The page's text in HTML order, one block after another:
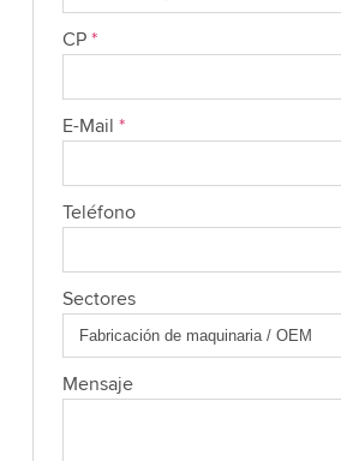
CP *
E-Mail *
Teléfono
Sectores
Mensaje